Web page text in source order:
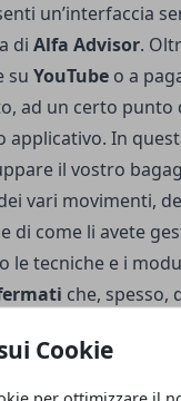
Cookie
un’interfaccia
di Alfa Advisor.
su YouTube o a
ad un certo punto
applicativo. In
il vostro
vari movimenti,
di come li avete
le tecniche e i
che, spesso,
online è un
in merito ai